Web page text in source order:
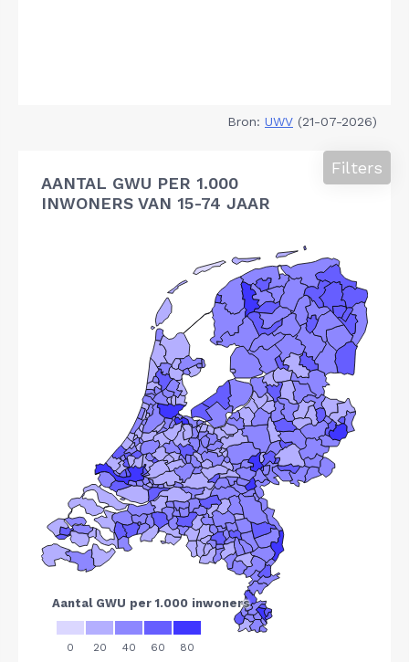
Bron: UWV (21-07-2026)
AANTAL GWU PER 1.000
INWONERS VAN 15-74 JAAR
Filters